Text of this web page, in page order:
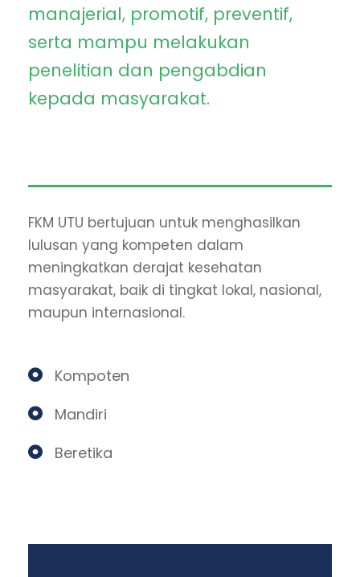
manajerial, promotif, preventif,
serta mampu melakukan
penelitian dan pengabdian
kepada masyarakat.
FKM UTU bertujuan untuk menghasilkan
lulusan yang kompeten dalam
meningkatkan derajat kesehatan
masyarakat, baik di tingkat lokal, nasional,
maupun internasional.
Kompoten
Mandiri
Beretika